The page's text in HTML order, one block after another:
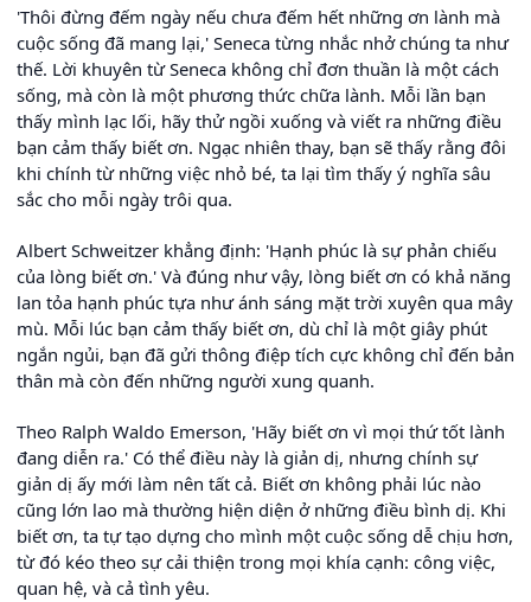
'Thôi đừng đếm ngày nếu chưa đếm hết những ơn lành mà
cuộc sống đã mang lại,' Seneca từng nhắc nhở chúng ta như
thế. Lời khuyên từ Seneca không chỉ đơn thuần là một cách
sống, mà còn là một phương thức chữa lành. Mỗi lần bạn
thấy mình lạc lối, hãy thử ngồi xuống và viết ra những điều
bạn cảm thấy biết ơn. Ngạc nhiên thay, bạn sẽ thấy rằng đôi
khi chính từ những việc nhỏ bé, ta lại tìm thấy ý nghĩa sâu
sắc cho mỗi ngày trôi qua.
Albert Schweitzer khẳng định: 'Hạnh phúc là sự phản chiếu
của lòng biết ơn.' Và đúng như vậy, lòng biết ơn có khả năng
lan tỏa hạnh phúc tựa như ánh sáng mặt trời xuyên qua mây
mù. Mỗi lúc bạn cảm thấy biết ơn, dù chỉ là một giây phút
ngắn ngủi, bạn đã gửi thông điệp tích cực không chỉ đến bản
thân mà còn đến những người xung quanh.
Theo Ralph Waldo Emerson, 'Hãy biết ơn vì mọi thứ tốt lành
đang diễn ra.' Có thể điều này là giản dị, nhưng chính sự
giản dị ấy mới làm nên tất cả. Biết ơn không phải lúc nào
cũng lớn lao mà thường hiện diện ở những điều bình dị. Khi
biết ơn, ta tự tạo dựng cho mình một cuộc sống dễ chịu hơn,
từ đó kéo theo sự cải thiện trong mọi khía cạnh: công việc,
quan hệ, và cả tình yêu.